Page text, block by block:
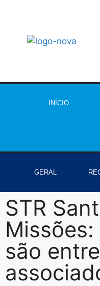
INÍCIO
GERAL
STR
são